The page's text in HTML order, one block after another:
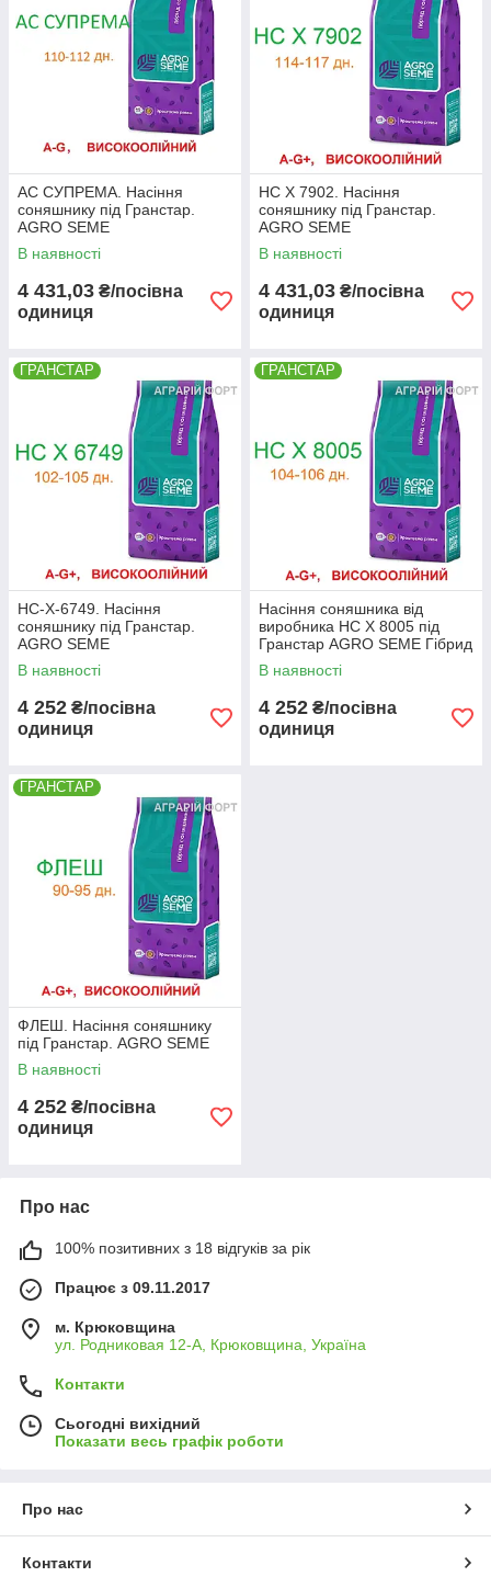
АС СУПРЕМА. Насіння
соняшнику під Гранстар.
AGRO SEME
В наявності
4 431,03 ₴/посівна
одиниця
НС Х 7902. Насіння
соняшнику під Гранстар.
AGRO SEME
В наявності
4 431,03 ₴/посівна
одиниця
ГРАНСТАР
НС-Х-6749. Насіння
соняшнику під Гранстар.
AGRO SEME
В наявності
4 252 ₴/посівна
одиниця
ГРАНСТАР
Насіння соняшника від
виробника НС Х 8005 під
Гранстар AGRO SEME Гібрид
сербської селекції
В наявності
4 252 ₴/посівна
одиниця
ГРАНСТАР
ФЛЕШ. Насіння соняшнику
під Гранстар. AGRO SEME
В наявності
4 252 ₴/посівна
одиниця
Про нас
100% позитивних з 18 відгуків за рік
Працює з 09.11.2017
м. Крюковщина
ул. Родниковая 12-А, Крюковщина, Україна
Контакти
Сьогодні вихідний
Показати весь графік роботи
Про нас
Контакти